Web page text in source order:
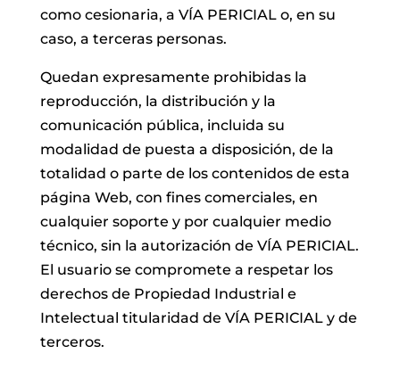
como cesionaria, a VÍA PERICIAL o, en su
caso, a terceras personas.
Quedan expresamente prohibidas la
reproducción, la distribución y la
comunicación pública, incluida su
modalidad de puesta a disposición, de la
totalidad o parte de los contenidos de esta
página Web, con fines comerciales, en
cualquier soporte y por cualquier medio
técnico, sin la autorización de VÍA PERICIAL.
El usuario se compromete a respetar los
derechos de Propiedad Industrial e
Intelectual titularidad de VÍA PERICIAL y de
terceros.